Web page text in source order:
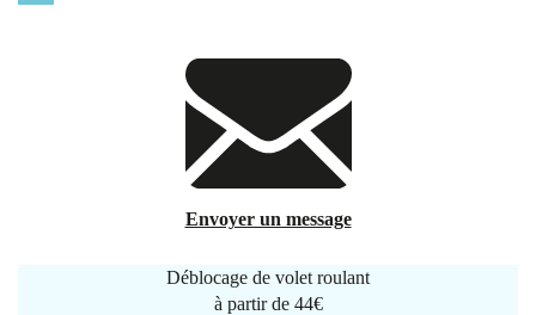
Envoyer un message
Déblocage de volet roulant
à partir de 44€